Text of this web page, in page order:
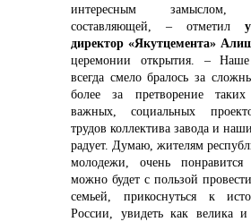
интересным замыслом,
составляющей, – отметил
директор «Якутцемента»
церемонии открытия. – Наше
всегда смело бралось за
более за претворение таких
важных, социальных
трудов коллектива завода и
радует. Думаю, жителям
молодежи, очень понравится
можно будет с пользой
семьей, прикоснуться к
России, увидеть как велика